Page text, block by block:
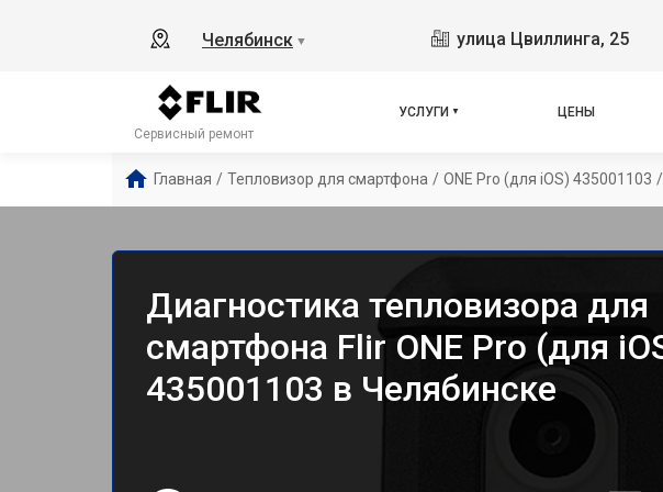
Челябинск ▼ улица Цвиллинга, 25
Сервисный ремонт
УСЛУГИ ЦЕНЫ
Главная / Тепловизор для смартфона / ONE Pro (для iOS) 435001103 /
Диагностика тепловизора для
смартфона Flir ONE Pro (для
435001103 в Челябинске